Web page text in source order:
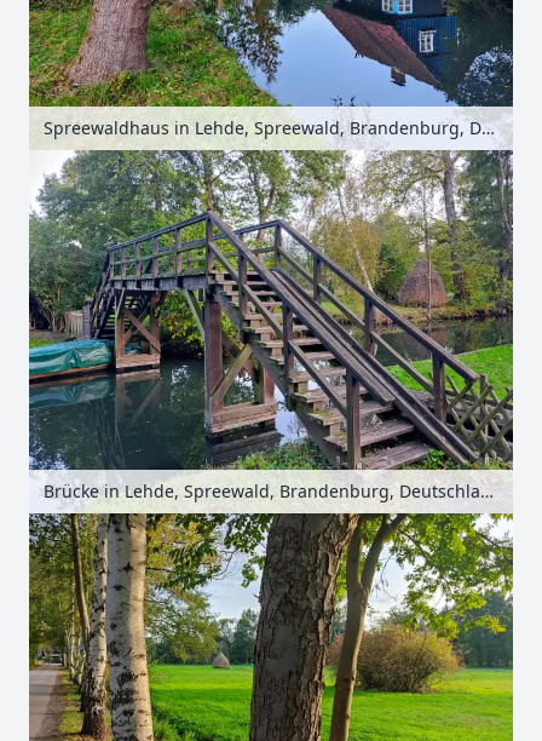
Spreewaldhaus in Lehde, Spreewald, Brandenburg, Deutschland
Brücke in Lehde, Spreewald, Brandenburg, Deutschland